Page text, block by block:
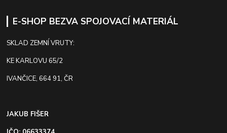
E-SHOP BEZVA SPOJOVACÍ MATERIÁL
SKLAD ZEMNÍ VRUTY:
KE KARLOVU 65/2
IVANČICE, 664 91, ČR
JAKUB FIŠER